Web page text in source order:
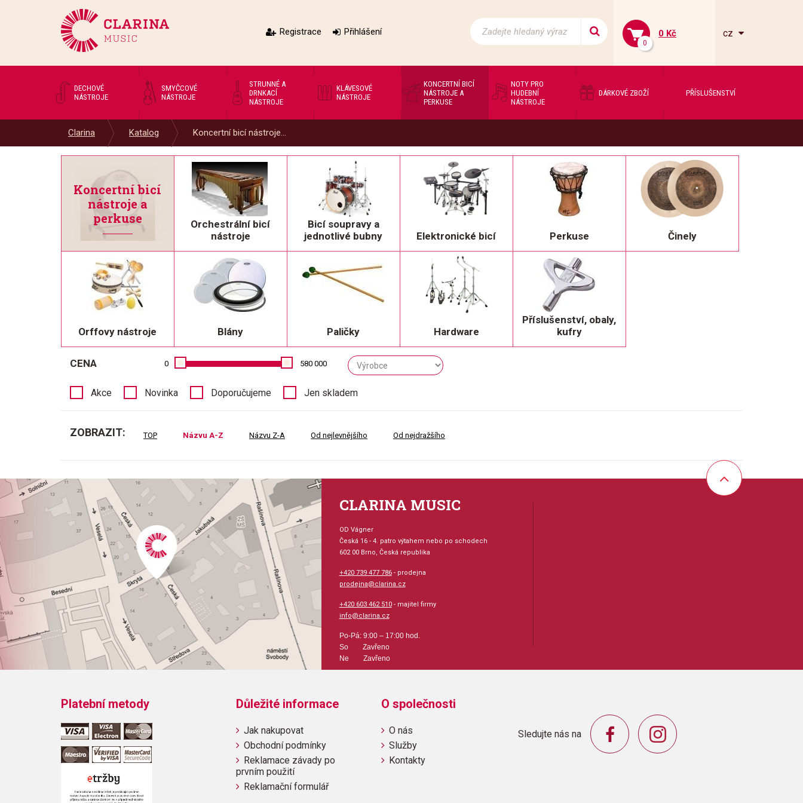
Registrace Přihlášení
0
0 Kč cz
DECHOVÉ
NÁSTROJE
SMYČCOVÉ
NÁSTROJE
STRUNNÉ A
DRNKACÍ
NÁSTROJE
KLÁVESOVÉ
NÁSTROJE
KONCERTNÍ BICÍ
NÁSTROJE A
PERKUSE
NOTY PRO
HUDEBNÍ
NÁSTROJE
DÁRKOVÉ ZBOŽÍ PŘÍSLUŠENSTVÍ
Clarina Katalog Koncertní bicí nástroje...
Koncertní bicí
nástroje a
perkuse
Orchestrální bicí
nástroje
Bicí soupravy a
jednotlivé bubny
Elektronické bicí Perkuse Činely
Orffovy nástroje Blány Paličky Hardware
Příslušenství, obaly,
kufry
CENA 0 580 000
Akce Novinka Doporučujeme Jen skladem
ZOBRAZIT: TOP Názvu A-Z Názvu Z-A Od nejlevnějšího Od nejdražšího
CLARINA MUSIC
OD Vágner
Česká 16 - 4. patro výtahem nebo po schodech
602 00 Brno, Česká republika
+420 739 477 786- prodejna
prodejna@clarina.cz
+420 603 462 510- majitel firmy
info@clarina.cz
Po-Pá: 9:00 – 17:00 hod.
So Zavřeno
Ne Zavřeno
Platební metody Důležité informace
Jak nakupovat
Obchodní podmínky
Reklamace závady po
prvním použití
Reklamační formulář
O společnosti
O nás
Služby
Kontakty
Sledujte nás na